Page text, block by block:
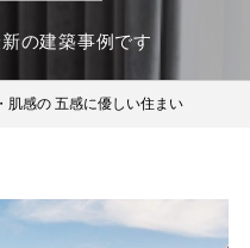
の建築事例です
肌感の 五感に優しい住まい